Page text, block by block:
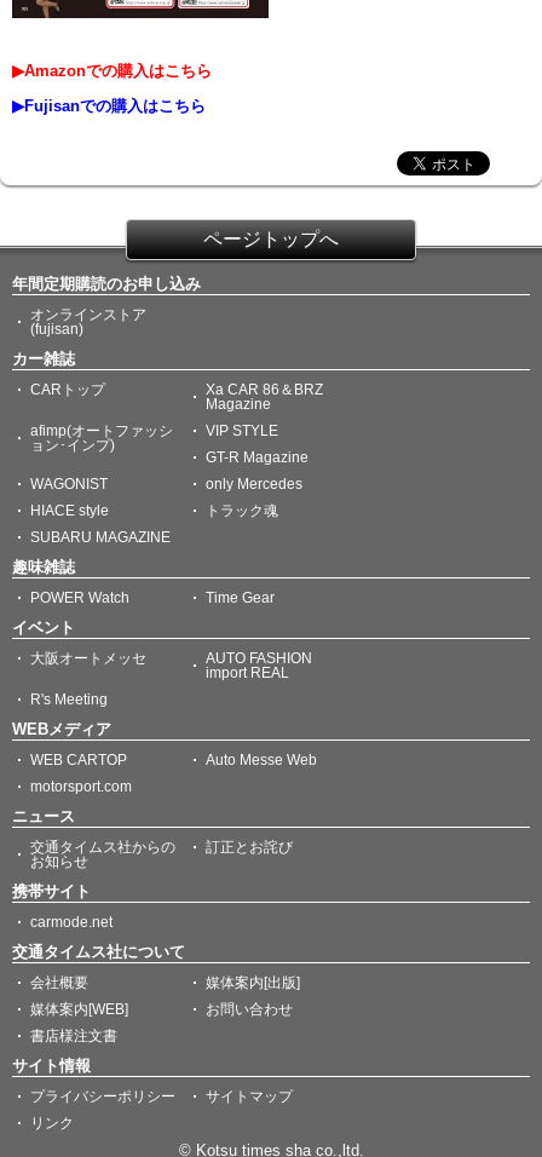
▶Amazonでの購入はこちら
▶Fujisanでの購入はこちら
ページトップへ
年間定期購読のお申し込み
オンラインストア
(fujisan)
カー雑誌
CARトップ
Xa CAR 86＆BRZ
Magazine
afimp(オートファッシ
ョン･インプ)
VIP STYLE
GT-R Magazine
WAGONIST
only Mercedes
HIACE style
トラック魂
SUBARU MAGAZINE
趣味雑誌
POWER Watch Time Gear
イベント
大阪オートメッセ
AUTO FASHION
import REAL
R's Meeting
WEBメディア
WEB CARTOP
Auto Messe Web
motorsport.com
ニュース
交通タイムス社からの
お知らせ
訂正とお詫び
携帯サイト
carmode.net
交通タイムス社について
会社概要
媒体案内[出版]
媒体案内[WEB]
お問い合わせ
書店様注文書
サイト情報
プライバシーポリシー
サイトマップ
リンク
© Kotsu times sha co.,ltd.